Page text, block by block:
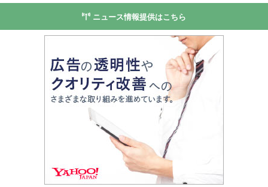
ニュース情報提供はこちら